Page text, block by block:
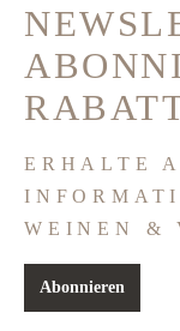
ERHALTE
WEINEN &
Abonnieren